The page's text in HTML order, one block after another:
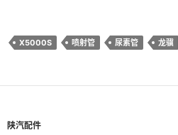
X5000S 喷射管 尿素管 龙骥
陕汽配件